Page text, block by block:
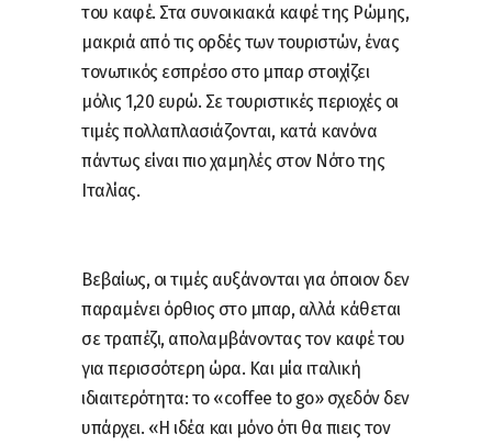
του καφέ. Στα συνοικιακά καφέ της Ρώμης,
μακριά από τις ορδές των τουριστών, ένας
τονωτικός εσπρέσο στο μπαρ στοιχίζει
μόλις 1,20 ευρώ. Σε τουριστικές περιοχές οι
τιμές πολλαπλασιάζονται, κατά κανόνα
πάντως είναι πιο χαμηλές στον Νότο της
Ιταλίας.
Βεβαίως, οι τιμές αυξάνονται για όποιον δεν
παραμένει όρθιος στο μπαρ, αλλά κάθεται
σε τραπέζι, απολαμβάνοντας τον καφέ του
για περισσότερη ώρα. Και μία ιταλική
ιδιαιτερότητα: το «coffee to go» σχεδόν δεν
υπάρχει. «Η ιδέα και μόνο ότι θα πιεις τον